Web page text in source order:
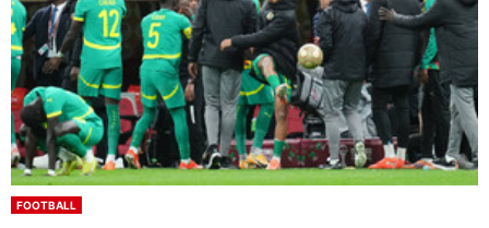
FOOTBALL